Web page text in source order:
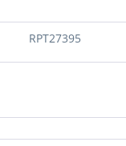
RPT27395